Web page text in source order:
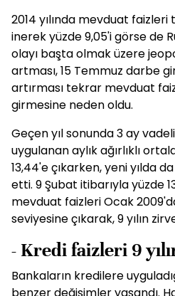
2014 yılında mevduat
inerek yüzde 9,05'i görse de
olayı başta olmak üzere
artması, 15 Temmuz darbe
artırması tekrar mevduat
girmesine neden oldu.
Geçen yıl sonunda 3 ay
uygulanan aylık ağırlıklı
13,44'e çıkarken, yeni yılda
etti. 9 Şubat itibarıyla yüzde
mevduat faizleri Ocak
seviyesine çıkarak, 9 yılın
- Kredi faizleri 9
Bankaların kredilere